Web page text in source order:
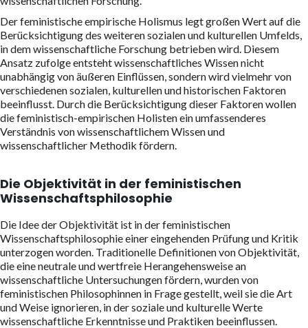
Der feministische empirische Holismus legt großen Wert auf die
Berücksichtigung des weiteren sozialen und kulturellen Umfelds,
in dem wissenschaftliche Forschung betrieben wird. Diesem
Ansatz zufolge entsteht wissenschaftliches Wissen nicht
unabhängig von äußeren Einflüssen, sondern wird vielmehr von
verschiedenen sozialen, kulturellen und historischen Faktoren
beeinflusst. Durch die Berücksichtigung dieser Faktoren wollen
die feministisch-empirischen Holisten ein umfassenderes
Verständnis von wissenschaftlichem Wissen und
wissenschaftlicher Methodik fördern.
Die Objektivität in der feministischen
Wissenschaftsphilosophie
Die Idee der Objektivität ist in der feministischen
Wissenschaftsphilosophie einer eingehenden Prüfung und Kritik
unterzogen worden. Traditionelle Definitionen von Objektivität,
die eine neutrale und wertfreie Herangehensweise an
wissenschaftliche Untersuchungen fördern, wurden von
feministischen Philosophinnen in Frage gestellt, weil sie die Art
und Weise ignorieren, in der soziale und kulturelle Werte
wissenschaftliche Erkenntnisse und Praktiken beeinflussen.